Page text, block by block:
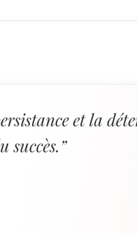
et la
succès.”